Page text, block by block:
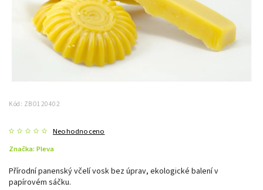
Kód: ZBO120402
Neohodnoceno
Značka: Pleva
Přírodní panenský včelí vosk bez úprav, ekologické balení v
papírovém sáčku.